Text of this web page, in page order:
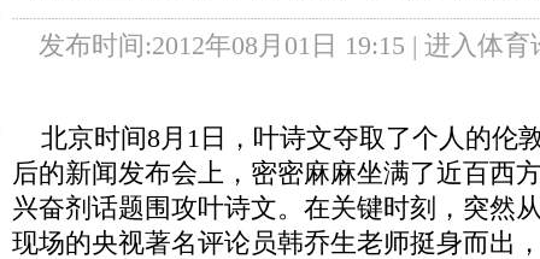
发布时间:2012年08月01日 19:15 | 进入体育
北京时间8月1日，叶诗文夺取了个人的伦
后的新闻发布会上，密密麻麻坐满了近百西
兴奋剂话题围攻叶诗文。在关键时刻，突然
现场的央视著名评论员韩乔生老师挺身而出